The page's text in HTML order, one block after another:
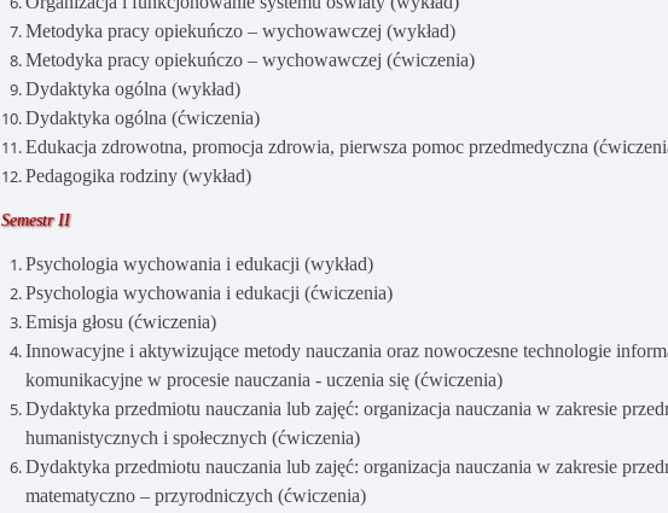
Metodyka pracy opiekuńczo – wychowawczej (wykład)
Metodyka pracy opiekuńczo – wychowawczej (ćwiczenia)
Dydaktyka ogólna (wykład)
Dydaktyka ogólna (ćwiczenia)
Edukacja zdrowotna, promocja zdrowia, pierwsza pomoc przedmedyczna
Pedagogika rodziny (wykład)
Semestr II
Psychologia wychowania i edukacji (wykład)
Psychologia wychowania i edukacji (ćwiczenia)
Emisja głosu (ćwiczenia)
Innowacyjne i aktywizujące metody nauczania oraz nowoczesne technologie
komunikacyjne w procesie nauczania - uczenia się (ćwiczenia)
Dydaktyka przedmiotu nauczania lub zajęć: organizacja nauczania w zakresie
humanistycznych i społecznych (ćwiczenia)
Dydaktyka przedmiotu nauczania lub zajęć: organizacja nauczania w zakresie
matematyczno – przyrodniczych (ćwiczenia)